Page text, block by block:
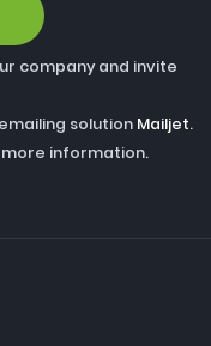
company and invite
solution Mailjet.
information.